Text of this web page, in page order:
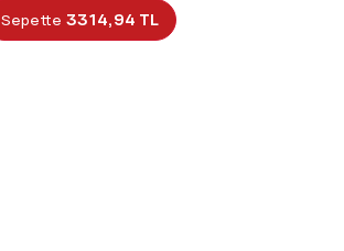
Sepette 3314,94 TL